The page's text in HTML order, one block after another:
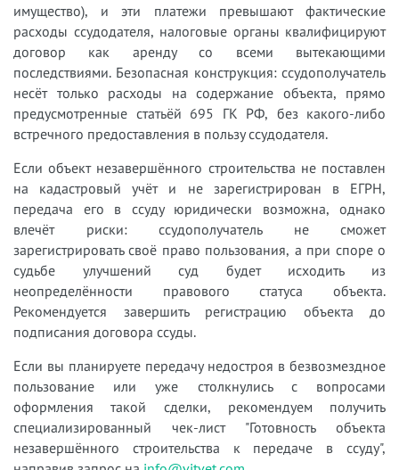
имущество), и эти платежи превышают фактические
расходы ссудодателя, налоговые органы квалифицируют
договор как аренду со всеми вытекающими
последствиями. Безопасная конструкция: ссудополучатель
несёт только расходы на содержание объекта, прямо
предусмотренные статьёй 695 ГК РФ, без какого-либо
встречного предоставления в пользу ссудодателя.
Если объект незавершённого строительства не поставлен
на кадастровый учёт и не зарегистрирован в ЕГРН,
передача его в ссуду юридически возможна, однако
влечёт риски: ссудополучатель не сможет
зарегистрировать своё право пользования, а при споре о
судьбе улучшений суд будет исходить из
неопределённости правового статуса объекта.
Рекомендуется завершить регистрацию объекта до
подписания договора ссуды.
Если вы планируете передачу недостроя в безвозмездное
пользование или уже столкнулись с вопросами
оформления такой сделки, рекомендуем получить
специализированный чек-лист "Готовность объекта
незавершённого строительства к передаче в ссуду",